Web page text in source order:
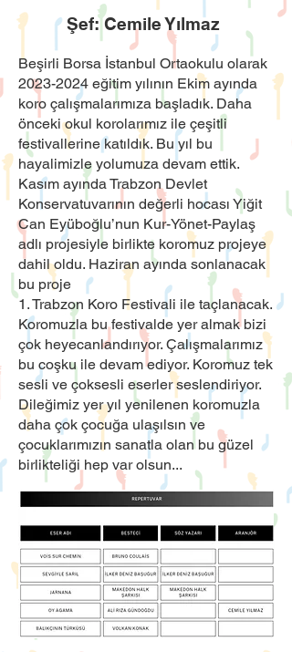
Şef: Cemile Yılmaz
Beşirli Borsa İstanbul Ortaokulu olarak
2023-2024 eğitim yılının Ekim ayında
koro çalışmalarımıza başladık. Daha
önceki okul korolarımız ile çeşitli
festivallerine katıldık. Bu yıl bu
hayalimizle yolumuza devam ettik.
Kasım ayında Trabzon Devlet
Konservatuvarının değerli hocası Yiğit
Can Eyüboğlu’nun Kur-Yönet-Paylaş
adlı projesiyle birlikte koromuz projeye
dahil oldu. Haziran ayında sonlanacak
bu proje
1. Trabzon Koro Festivali ile taçlanacak.
Koromuzla bu festivalde yer almak bizi
çok heyecanlandırıyor. Çalışmalarımız
bu coşku ile devam ediyor. Koromuz tek
sesli ve çoksesli eserler seslendiriyor.
Dileğimiz yer yıl yenilenen koromuzla
daha çok çocuğa ulaşılsın ve
çocuklarımızın sanatla olan bu güzel
birlikteliği hep var olsun...